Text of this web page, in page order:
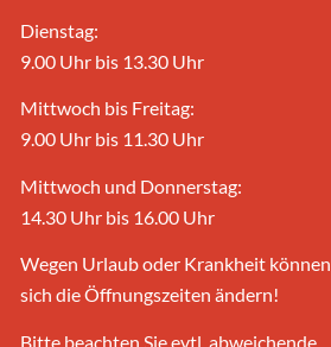
Dienstag:
9.00 Uhr bis 13.30 Uhr
Mittwoch bis Freitag:
9.00 Uhr bis 11.30 Uhr
Mittwoch und Donnerstag:
14.30 Uhr bis 16.00 Uhr
Wegen Urlaub oder Krankheit können
sich die Öffnungszeiten ändern!
Bitte beachten Sie evtl. abweichende